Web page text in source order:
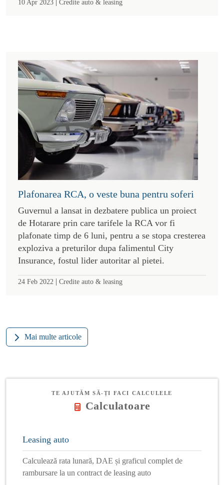
10 Apr 2023 Credite auto & leasing
Plafonarea RCA, o veste buna pentru soferi
Guvernul a lansat in dezbatere publica un proiect
de Hotarare prin care tarifele la RCA vor fi
plafonate timp de 6 luni, pentru a se stopa cresterea
exploziva a preturilor dupa falimentul City
Insurance, fostul lider autoritar al pietei.
24 Feb 2022 | Credite auto & leasing
Mai multe articole
TE AJUTĂM SĂ-ȚI FACI CALCULELE
Calculatoare
Leasing auto
Calculează rata lunară, DAE și graficul complet de
rambursare la un contract de leasing auto